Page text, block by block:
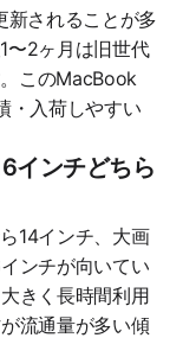
新されることが多
〜2ヶ月は旧世代
このMacBook
・入荷しやすい
インチどちら
14インチ、大画
ンチが向いてい
きく長時間利用
流通量が多い傾